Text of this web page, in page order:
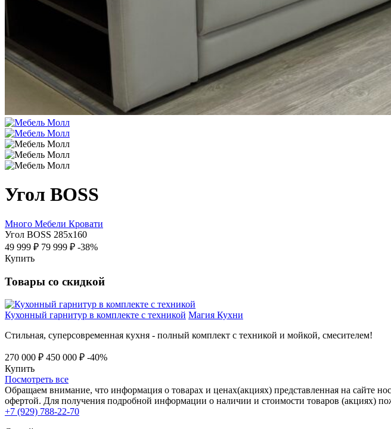
Угол BOSS
Много Мебели Кровати
Угол BOSS 285х160
49 999 ₽ 79 999 ₽ -38%
Купить
Товары со скидкой
Кухонный гарнитур в комплекте с техникой Магия Кухни
Стильная, суперсовременная кухня - полный комплект с техникой и мойкой, смесителем!
270 000 ₽ 450 000 ₽ -40%
Купить
Посмотреть все
Обращаем внимание, что информация о товарах и ценах(акциях) представленная на сайте
офертой. Для получения подробной информации о наличии и стоимости товаров (акциях)
+7 (929) 788-22-70